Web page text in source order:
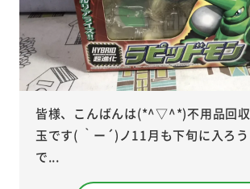
皆様、こんばんは(*^▽^*)不用品回
玉です( ｀ー´)ノ11月も下旬に入ろ
で...